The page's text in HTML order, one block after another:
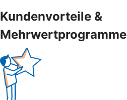
Kundenvorteile &
Mehrwertprogramme